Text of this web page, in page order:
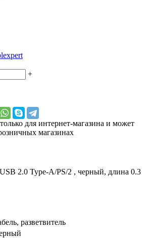
+
для интернет-магазина и может
магазинах
USB 2.0 Type-A/PS/2 , черный, длина 0.3
разветвитель